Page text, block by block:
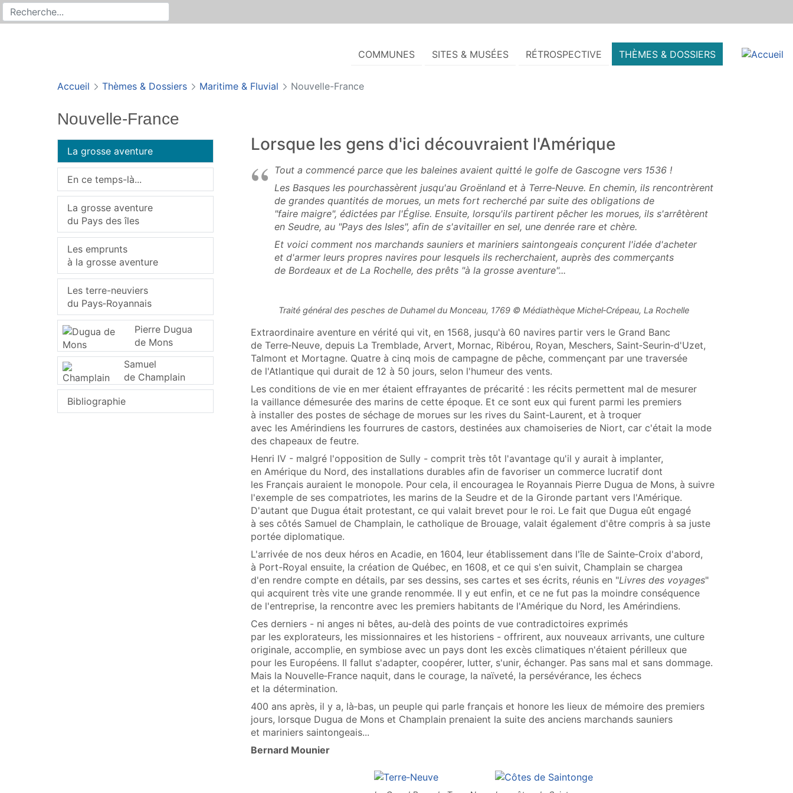
Recherche sur le site
Rechercher
COMMUNES SITES & MUSÉES RÉTROSPECTIVE THÈMES & DOSSIERS
Accueil Thèmes & Dossiers Maritime & Fluvial Nouvelle-France
Nouvelle-France
La grosse aventure
En ce temps-là...
La grosse aventure
du Pays des îles
Les emprunts
à la grosse aventure
Les terre-neuviers
du Pays‑Royannais
Pierre Dugua
de Mons
Samuel
de Champlain
Bibliographie
Lorsque les gens d'ici découvraient l'Amérique
Tout a commencé parce que les baleines avaient quitté le golfe de Gascogne vers 1536 !
Les Basques les pourchassèrent jusqu'au Groënland et à Terre‑Neuve. En chemin, ils rencontrèrent
de grandes quantités de morues, un mets fort recherché par suite des obligations de
"faire maigre", édictées par l'Église. Ensuite, lorsqu'ils partirent pêcher les morues, ils s'arrêtèrent
en Seudre, au "Pays des Isles", afin de s'avitailler en sel, une denrée rare et chère.
Et voici comment nos marchands sauniers et mariniers saintongeais conçurent l'idée d'acheter
et d'armer leurs propres navires pour lesquels ils recherchaient, auprès des commerçants
de Bordeaux et de La Rochelle, des prêts "à la grosse aventure"...
Traité général des pesches de Duhamel du Monceau, 1769 © Médiathèque Michel‑Crépeau, La Rochelle
Extraordinaire aventure en vérité qui vit, en 1568, jusqu'à 60 navires partir vers le Grand Banc
de Terre‑Neuve, depuis La Tremblade, Arvert, Mornac, Ribérou, Royan, Meschers, Saint‑Seurin‑d'Uzet,
Talmont et Mortagne. Quatre à cinq mois de campagne de pêche, commençant par une traversée
de l'Atlantique qui durait de 12 à 50 jours, selon l'humeur des vents.
Les conditions de vie en mer étaient effrayantes de précarité : les récits permettent mal de mesurer
la vaillance démesurée des marins de cette époque. Et ce sont eux qui furent parmi les premiers
à installer des postes de séchage de morues sur les rives du Saint‑Laurent, et à troquer
avec les Amérindiens les fourrures de castors, destinées aux chamoiseries de Niort, car c'était la mode
des chapeaux de feutre.
Henri IV - malgré l'opposition de Sully - comprit très tôt l'avantage qu'il y aurait à implanter,
en Amérique du Nord, des installations durables afin de favoriser un commerce lucratif dont
les Français auraient le monopole. Pour cela, il encouragea le Royannais Pierre Dugua de Mons, à suivre
l'exemple de ses compatriotes, les marins de la Seudre et de la Gironde partant vers l'Amérique.
D'autant que Dugua était protestant, ce qui valait brevet pour le roi. Le fait que Dugua eût engagé
à ses côtés Samuel de Champlain, le catholique de Brouage, valait également d'être compris à sa juste
portée diplomatique.
L'arrivée de nos deux héros en Acadie, en 1604, leur établissement dans l'île de Sainte‑Croix d'abord,
à Port-Royal ensuite, la création de Québec, en 1608, et ce qui s'en suivit, Champlain se chargea
d'en rendre compte en détails, par ses dessins, ses cartes et ses écrits, réunis en "Livres des voyages"
qui acquirent très vite une grande renommée. Il y eut enfin, et ce ne fut pas la moindre conséquence
de l'entreprise, la rencontre avec les premiers habitants de l'Amérique du Nord, les Amérindiens.
Ces derniers - ni anges ni bêtes, au‑delà des points de vue contradictoires exprimés
par les explorateurs, les missionnaires et les historiens - offrirent, aux nouveaux arrivants, une culture
originale, accomplie, en symbiose avec un pays dont les excès climatiques n'étaient périlleux que
pour les Européens. Il fallut s'adapter, coopérer, lutter, s'unir, échanger. Pas sans mal et sans dommage.
Mais la Nouvelle‑France naquit, dans le courage, la naïveté, la persévérance, les échecs
et la détermination.
400 ans après, il y a, là‑bas, un peuple qui parle français et honore les lieux de mémoire des premiers
jours, lorsque Dugua de Mons et Champlain prenaient la suite des anciens marchands sauniers
et mariniers saintongeais...
Bernard Mounier